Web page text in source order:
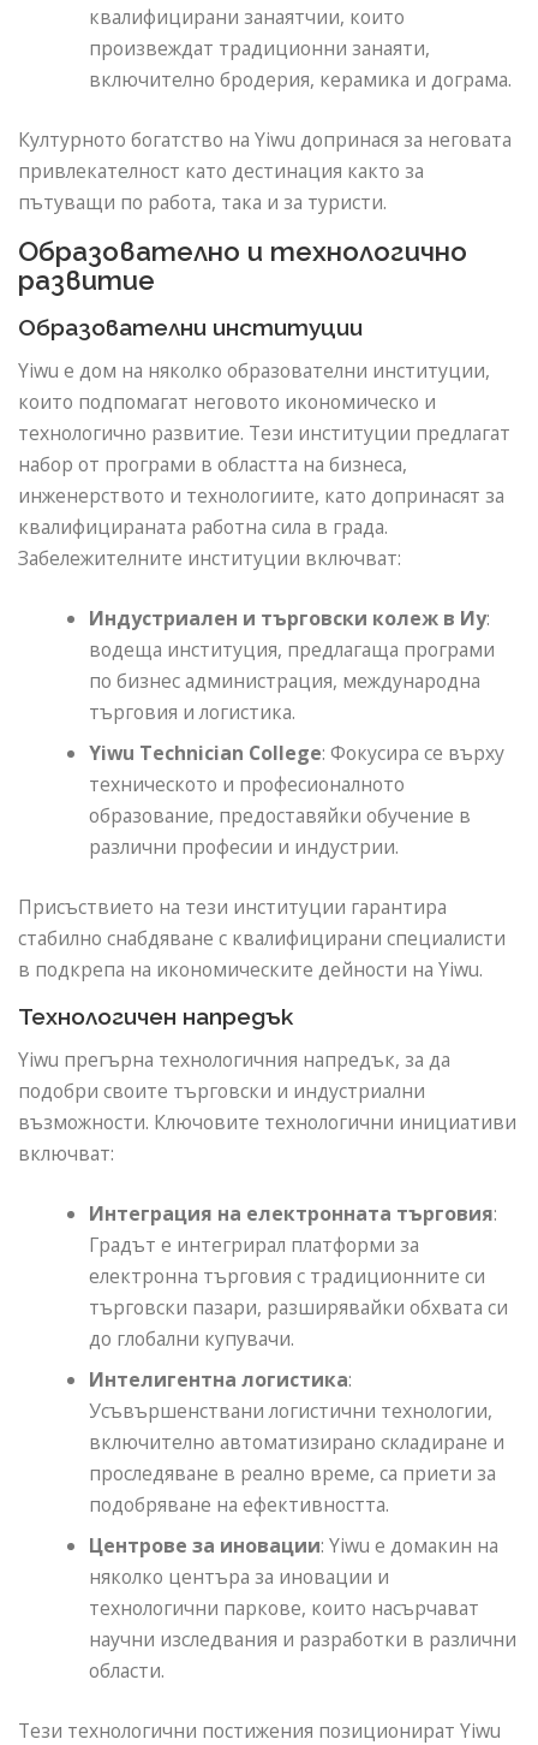
квалифицирани занаятчии, които
произвеждат традиционни занаяти,
включително бродерия, керамика и дограма.
Културното богатство на Yiwu допринася за неговата
привлекателност като дестинация както за
пътуващи по работа, така и за туристи.
Образователно и технологично
развитие
Образователни институции
Yiwu е дом на няколко образователни институции,
които подпомагат неговото икономическо и
технологично развитие. Тези институции предлагат
набор от програми в областта на бизнеса,
инженерството и технологиите, като допринасят за
квалифицираната работна сила в града.
Забележителните институции включват:
Индустриален и търговски колеж в Иу:
водеща институция, предлагаща програми
по бизнес администрация, международна
търговия и логистика.
Yiwu Technician College: Фокусира се върху
техническото и професионалното
образование, предоставяйки обучение в
различни професии и индустрии.
Присъствието на тези институции гарантира
стабилно снабдяване с квалифицирани специалисти
в подкрепа на икономическите дейности на Yiwu.
Технологичен напредък
Yiwu прегърна технологичния напредък, за да
подобри своите търговски и индустриални
възможности. Ключовите технологични инициативи
включват:
Интеграция на електронната търговия:
Градът е интегрирал платформи за
електронна търговия с традиционните си
търговски пазари, разширявайки обхвата си
до глобални купувачи.
Интелигентна логистика:
Усъвършенствани логистични технологии,
включително автоматизирано складиране и
проследяване в реално време, са приети за
подобряване на ефективността.
Центрове за иновации: Yiwu е домакин на
няколко центъра за иновации и
технологични паркове, които насърчават
научни изследвания и разработки в различни
области.
Тези технологични постижения позиционират Yiwu